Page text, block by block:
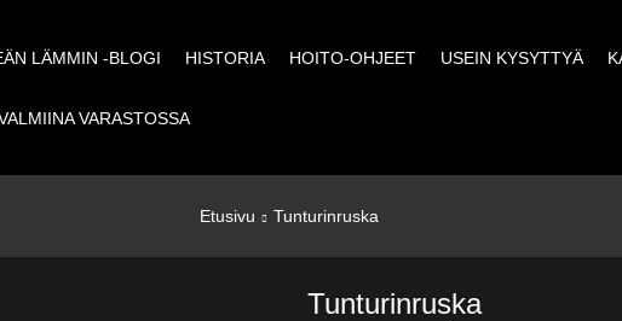
LÄMMIN -BLOGI HISTORIA HOITO-OHJEET USEIN KYSYTTYÄ
VARASTOSSA
Etusivu Tunturinruska
Tunturinruska